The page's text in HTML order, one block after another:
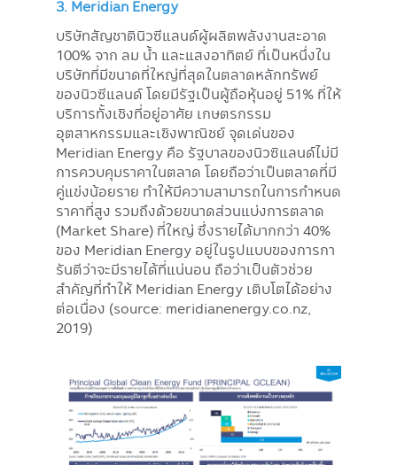
3. Meridian Energy
บริษัทสัญชาตินิวซีแลนด์ผู้ผลิตพลังงานสะอาด
100% จาก ลม น้ำ และแสงอาทิตย์ ที่เป็นหนึ่งใน
บริษัทที่มีขนาดที่ใหญ่ที่สุดในตลาดหลักทรัพย์
ของนิวซีแลนด์ โดยมีรัฐเป็นผู้ถือหุ้นอยู่ 51% ที่ให้
บริการทั้งเชิงที่อยู่อาศัย เกษตรกรรม
อุตสาหกรรมและเชิงพาณิชย์ จุดเด่นของ
Meridian Energy คือ รัฐบาลของนิวซิแลนด์ไม่มี
การควบคุมราคาในตลาด โดยถือว่าเป็นตลาดที่มี
คู่แข่งน้อยราย ทำให้มีความสามารถในการกำหนด
ราคาที่สูง รวมถึงด้วยขนาดส่วนแบ่งการตลาด
(Market Share) ที่ใหญ่ ซึ่งรายได้มากกว่า 40%
ของ Meridian Energy อยู่ในรูปแบบของการกา
รันตีว่าจะมีรายได้ที่แน่นอน ถือว่าเป็นตัวช่วย
สำคัญที่ทำให้ Meridian Energy เติบโตได้อย่าง
ต่อเนื่อง (source: meridianenergy.co.nz,
2019)